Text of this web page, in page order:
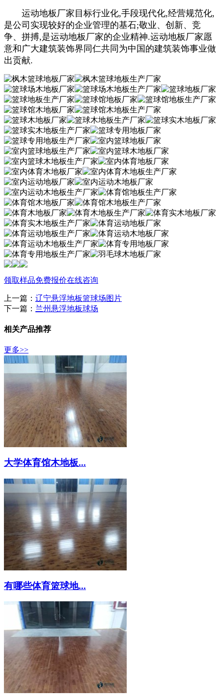
运动地板厂家目标行业化,手段现代化,经营规范化,
是公司实现较好的企业管理的基石;敬业、创新、竞
争、拼搏,是运动地板厂家的企业精神.运动地板厂家愿
意和广大建筑装饰界同仁共同为中国的建筑装饰事业做
出贡献.
领取样品免费报价在线咨询
上一篇： 辽宁悬浮地板篮球场图片
下一篇： 兰州悬浮地板球场
相关产品推荐
更多>>
大学体育馆木地板...
有哪些体育篮球地...